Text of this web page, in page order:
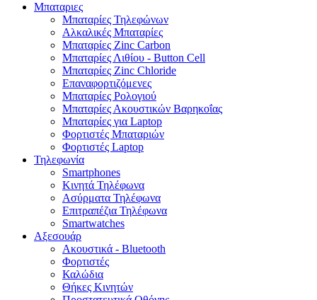
Μπαταριες
Μπαταρίες Τηλεφώνων
Αλκαλικές Μπαταρίες
Μπαταρίες Zinc Carbon
Μπαταρίες Λιθίου - Button Cell
Μπαταρίες Zinc Chloride
Επαναφορτιζόμενες
Μπαταρίες Ρολογιού
Μπαταρίες Ακουστικών Βαρηκοΐας
Μπαταρίες για Laptop
Φορτιστές Μπαταριών
Φορτιστές Laptop
Τηλεφωνία
Smartphones
Κινητά Τηλέφωνα
Ασύρματα Τηλέφωνα
Επιτραπέζια Τηλέφωνα
Smartwatches
Αξεσουάρ
Ακουστικά - Bluetooth
Φορτιστές
Καλώδια
Θήκες Κινητών